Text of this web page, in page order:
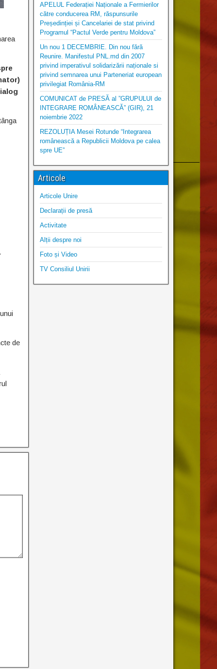
de
APELUL Federației Naționale a Fermierilor
către conducerea RM, răspunsurile
Președinției și Cancelariei de stat privind
Programul “Pactul Verde pentru Moldova”
Un nou 1 DECEMBRIE. Din nou fără
Reunire. Manifestul PNL.md din 2007
privind imperativul solidarizării naționale si
privind semnarea unui Parteneriat european
privilegiat România-RM
COMUNICAT de PRESĂ al ”GRUPULUI de
INTEGRARE ROMÂNEASCĂ” (GIR), 21
noiembrie 2022
REZOLUȚIA Mesei Rotunde “Integrarea
românească a Republicii Moldova pe calea
spre UE”
Articole
Articole Unire
Declarații de presă
Activitate
Alții despre noi
Foto și Video
TV Consiliul Unirii